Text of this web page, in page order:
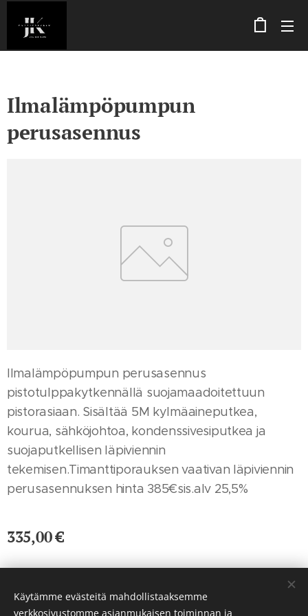
Ilmalämpöpumpun
perusasennus
Ilmalämpöpumpun perusasennus
pistotulppakytkennällä suojamaadoitettuun
pistorasiaan. Sisältää 5M kylmäaineputkea,
kourua, sähköjohtoa, kondenssivesiputkea ja
suojaputkellisen läpiviennin
tekemisen.Timanttiporauksen vaativan läpiviennin
perusasennuksen hinta 385€sis.alv 25,5%
335,00€
Pexelspalvelun toimittamat kuvat
Käytämme evästeitä mahdollistaaksemme
verkkosivustomme asianmukaisen toiminnan ja